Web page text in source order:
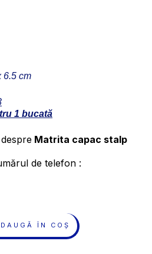
6.5 cm
1 bucată
Matrita capac stalp
de telefon :
ÎN COȘ